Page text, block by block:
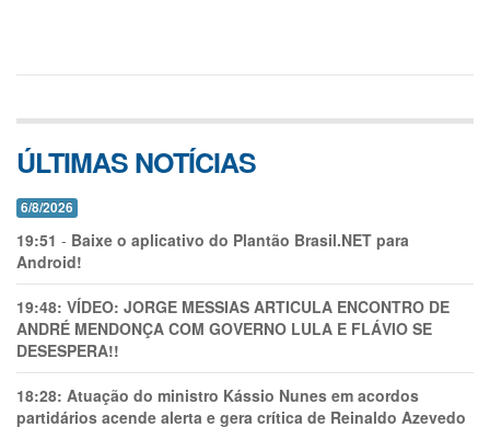
ÚLTIMAS NOTÍCIAS
6/8/2026
19:51 - Baixe o aplicativo do Plantão Brasil.NET para
Android!
19:48: VÍDEO: JORGE MESSIAS ARTICULA ENCONTRO DE
ANDRÉ MENDONÇA COM GOVERNO LULA E FLÁVIO SE
DESESPERA!!
18:28: Atuação do ministro Kássio Nunes em acordos
partidários acende alerta e gera crítica de Reinaldo Azevedo